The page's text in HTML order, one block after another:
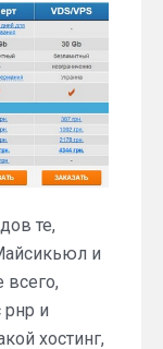
те,
и
рнр и
хостинг,